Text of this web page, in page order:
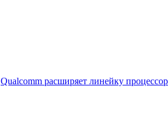
Qualcomm расширяет линейку